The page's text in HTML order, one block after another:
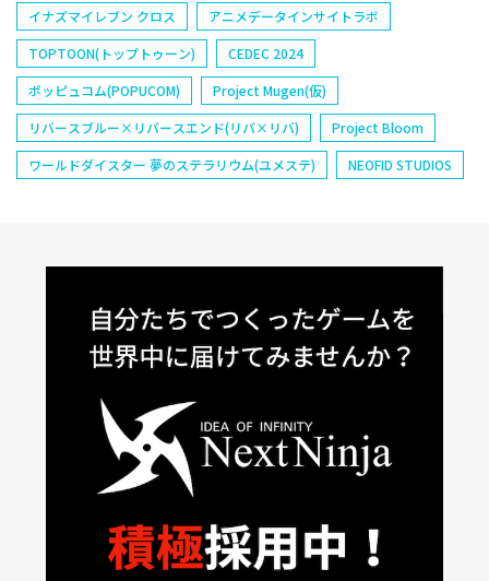
イナズマイレブン クロス
アニメデータインサイトラボ
TOPTOON(トップトゥーン)
CEDEC 2024
ポッピュコム(POPUCOM)
Project Mugen(仮)
リバースブルー×リバースエンド(リバ×リバ)
Project Bloom
ワールドダイスター 夢のステラリウム(ユメステ)
NEOFID STUDIOS